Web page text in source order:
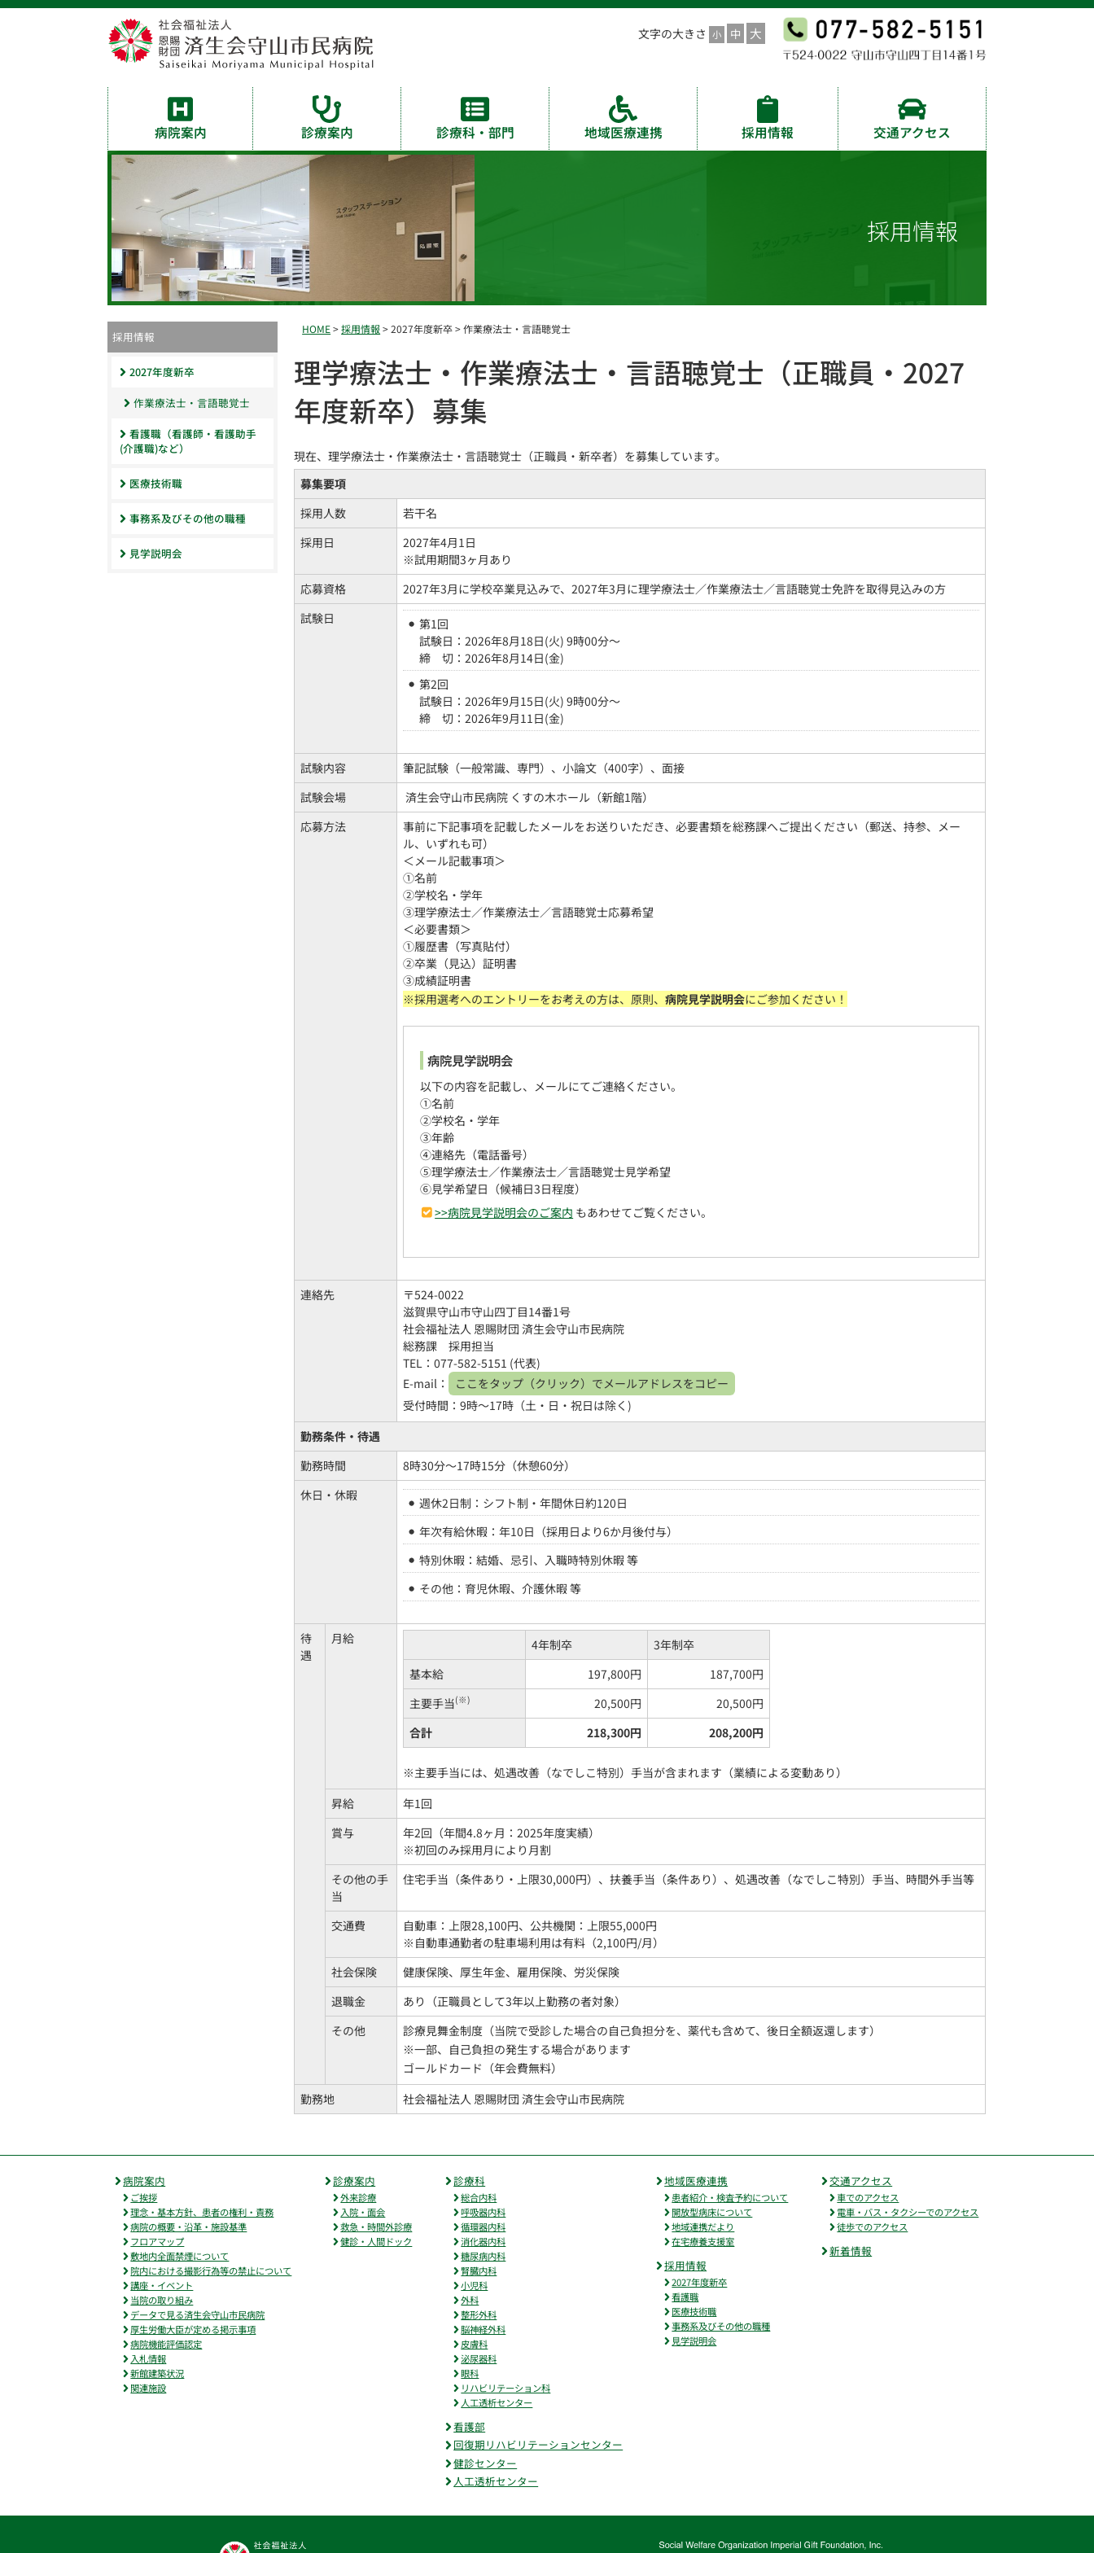
文字の大きさ
病院案内 診療案内 診療科・部門 地域医療連携 採用情報 交通アクセス
採用情報
HOME>採用情報 > 2027年度新卒 > 作業療法士・言語聴覚士
理学療法士・作業療法士・言語聴覚士（正職員・2027
年度新卒）募集
現在、理学療法士・作業療法士・言語聴覚士（正職員・新卒者）を募集しています。
募集要項
採用人数
若干名
採用日
2027年4月1日
※試用期間3ヶ月あり
応募資格
2027年3月に学校卒業見込みで、2027年3月に理学療法士／作業療法士／言語聴覚士免許を取得見込みの方
試験日
第1回
試験日：2026年8月18日(火) 9時00分～
締 切：2026年8月14日(金)
第2回
試験日：2026年9月15日(火) 9時00分～
締 切：2026年9月11日(金)
試験内容
筆記試験（一般常識、専門）、小論文（400字）、面接
試験会場
済生会守山市民病院 くすの木ホール（新館1階）
応募方法
事前に下記事項を記載したメールをお送りいただき、必要書類を総務課へご提出ください（郵送、持参、メー
ル、いずれも可）
＜メール記載事項＞
①名前
②学校名・学年
③理学療法士／作業療法士／言語聴覚士応募希望
＜必要書類＞
①履歴書（写真貼付）
②卒業（見込）証明書
③成績証明書
※採用選考へのエントリーをお考えの方は、原則、病院見学説明会にご参加ください！
病院見学説明会
以下の内容を記載し、メールにてご連絡ください。
①名前
②学校名・学年
③年齢
④連絡先（電話番号）
⑤理学療法士／作業療法士／言語聴覚士見学希望
⑥見学希望日（候補日3日程度）
>>病院見学説明会のご案内 もあわせてご覧ください。
連絡先
〒524-0022
滋賀県守山市守山四丁目14番1号
社会福祉法人 恩賜財団 済生会守山市民病院
総務課 採用担当
TEL：077-582-5151 (代表)
E-mail：
ここをタップ（クリック）でメールアドレスをコピー
受付時間：9時～17時（土・日・祝日は除く)
勤務条件・待遇
勤務時間
8時30分～17時15分（休憩60分）
休日・休暇
週休2日制：シフト制・年間休日約120日
年次有給休暇：年10日（採用日より6か月後付与）
特別休暇：結婚、忌引、入職時特別休暇 等
その他：育児休暇、介護休暇 等
待
遇
月給 4年制卒
3年制卒
基本給
197,800円
187,700円
主要手当(※) 20,500円
20,500円
合計
218,300円 208,200円
※主要手当には、処遇改善（なでしこ特別）手当が含まれます（業績による変動あり）
昇給
年1回
賞与
年2回（年間4.8ヶ月：2025年度実績）
※初回のみ採用月により月割
その他の手
当
住宅手当（条件あり・上限30,000円）、扶養手当（条件あり）、処遇改善（なでしこ特別）手当、時間外手当等
交通費
自動車：上限28,100円、公共機関：上限55,000円
※自動車通勤者の駐車場利用は有料（2,100円/月）
社会保険
健康保険、厚生年金、雇用保険、労災保険
退職金
あり（正職員として3年以上勤務の者対象）
その他
診療見舞金制度（当院で受診した場合の自己負担分を、薬代も含めて、後日全額返還します）
※一部、自己負担の発生する場合があります
ゴールドカード（年会費無料）
勤務地
社会福祉法人 恩賜財団 済生会守山市民病院
採用情報
2027年度新卒
作業療法士・言語聴覚士
看護職（看護師・看護助手
(介護職)など）
医療技術職
事務系及びその他の職種
見学説明会
病院案内
ご挨拶
理念・基本方針、患者の権利・責務
病院の概要・沿革・施設基準
フロアマップ
敷地内全面禁煙について
院内における撮影行為等の禁止について
講座・イベント
当院の取り組み
データで見る済生会守山市民病院
厚生労働大臣が定める掲示事項
病院機能評価認定
入札情報
新館建築状況
関連施設
診療案内
外来診療
入院・面会
救急・時間外診療
健診・人間ドック
診療科
総合内科
呼吸器内科
循環器内科
消化器内科
糖尿病内科
腎臓内科
小児科
外科
整形外科
脳神経外科
皮膚科
泌尿器科
眼科
リハビリテーション科
人工透析センター
看護部
回復期リハビリテーションセンター
健診センター
人工透析センター
地域医療連携
患者紹介・検査予約について
開放型病床について
地域連携だより
在宅療養支援室
採用情報
2027年度新卒
看護職
医療技術職
事務系及びその他の職種
見学説明会
交通アクセス
車でのアクセス
電車・バス・タクシーでのアクセス
徒歩でのアクセス
新着情報